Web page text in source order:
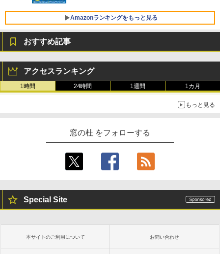
ersonal/Copilotキー搭載/Win 11/15.6型/
Core i5/16GB/SSD 512GB/ホワイト) FM
VWK3E15W_AZ
Amazonランキングをもっと見る
ない、大きな画面で読みやすい、6週間持
続バッテリー、6インチディスプレイ電子
書籍リーダー、マッチャ、16GB、広告な
し
Kindle Paperwhite シグニチャーエディ
るさ自動調整、色調調節ライト、12週間
持続バッテリー、広告なし、メタリック
ブラック
￥27,980
ンチディスプレイ、色調調節ライト、12
週間持続バッテリー、広告なし、ブラッ
おすすめ記事
アクセスランキング
1時間 24時間 1週間 1カ月
もっと見る
窓の杜 をフォローする
Special Site
本サイトのご利用について お問い合わせ